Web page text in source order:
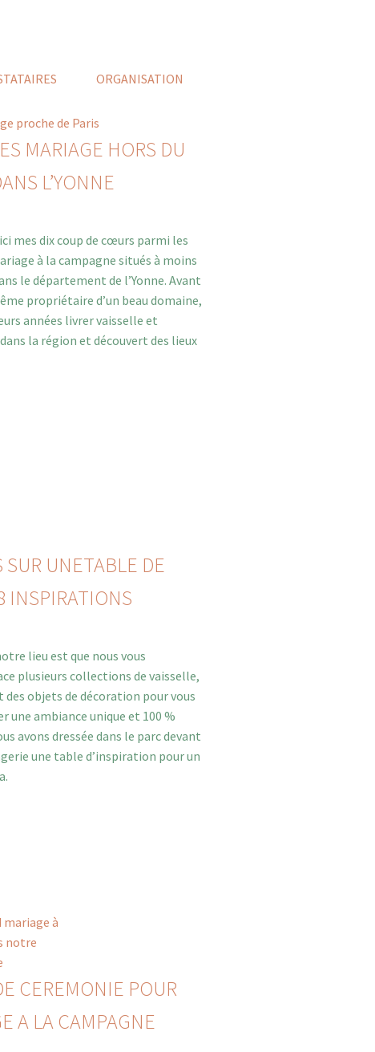
ORGANISATION
MARIAGE HORS DU
L’YONNE
mes dix coup de cœurs parmi les
à la campagne situés à moins
le département de l’Yonne. Avant
propriétaire d’un beau domaine,
années livrer vaisselle et
la région et découvert des lieux
SUR UNETABLE DE
INSPIRATIONS
lieu est que nous vous
plusieurs collections de vaisselle,
des objets de décoration pour vous
une ambiance unique et 100 %
avons dressée dans le parc devant
une table d’inspiration pour un
CEREMONIE POUR
A LA CAMPAGNE